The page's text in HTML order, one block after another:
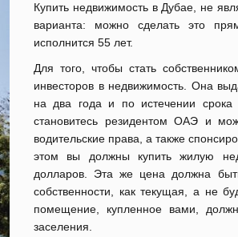
Купить недвижимость в Дубае, не
варианта: можно сделать это
исполнится 55 лет.
Для того, чтобы стать
инвесторов в недвижимость. Она
на два года и по истечении срока
становитесь резидентом ОАЭ и
водительские права, а также
этом вы должны купить жилую
долларов. Эта же цена должна
собственности, как текущая, а не
помещение, купленное вами,
заселения.